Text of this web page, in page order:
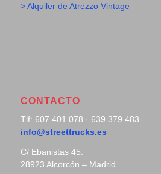
> Alquiler de Atrezzo Vintage
CONTACTO
Tlf: 607 401 078 · 639 379 483
info@streettrucks.es
C/ Ebanistas 45.
28923 Alcorcón – Madrid.